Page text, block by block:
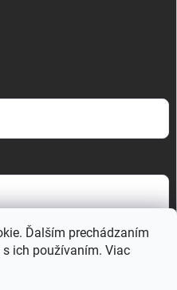
Ďalším prechádzaním
ich používaním. Viac
sa